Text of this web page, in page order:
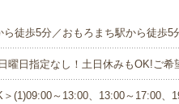
ら徒歩5分／おもろまち駅から徒歩5
曜日指定なし！土日休みもOK!ご希
＞(1)09:00～13:00、13:00～17:00